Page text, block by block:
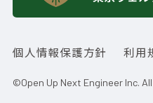
個人情報保護方針 利用
©Open Up Next Engineer Inc.